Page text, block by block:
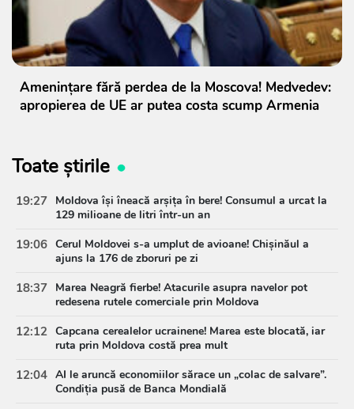
Amenințare fără perdea de la Moscova! Medvedev:
apropierea de UE ar putea costa scump Armenia
Toate știrile
19:27 Moldova își îneacă arșița în bere! Consumul a urcat la
129 milioane de litri într-un an
19:06 Cerul Moldovei s-a umplut de avioane! Chișinăul a
ajuns la 176 de zboruri pe zi
18:37 Marea Neagră fierbe! Atacurile asupra navelor pot
redesena rutele comerciale prin Moldova
12:12 Capcana cerealelor ucrainene! Marea este blocată, iar
ruta prin Moldova costă prea mult
12:04 AI le aruncă economiilor sărace un „colac de salvare”.
Condiția pusă de Banca Mondială